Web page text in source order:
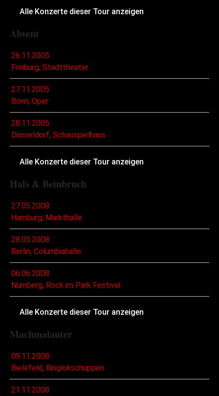
Alle Konzerte dieser Tour anzeigen
Abvent
26.11.2005
Freiburg, Stadttheater
27.11.2005
Bonn, Oper
28.11.2005
Düsseldorf, Schauspielhaus
Alle Konzerte dieser Tour anzeigen
Hals & Beinbruch
27.05.2008
Hamburg, Markthalle
28.05.2008
Berlin, Columbiahalle
06.06.2008
Nürnberg, Rock im Park Festival
Alle Konzerte dieser Tour anzeigen
Machmalauter
09.11.2008
Bielefeld, Ringlokschuppen
21.11.2008